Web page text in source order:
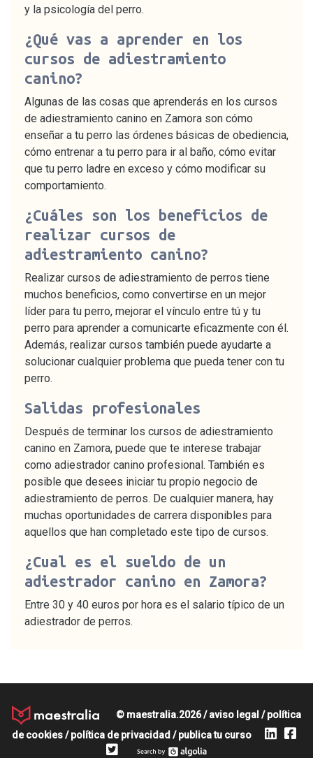
y la psicología del perro.
¿Qué vas a aprender en los
cursos de adiestramiento
canino?
Algunas de las cosas que aprenderás en los cursos
de adiestramiento canino en Zamora son cómo
enseñar a tu perro las órdenes básicas de obediencia,
cómo entrenar a tu perro para ir al baño, cómo evitar
que tu perro ladre en exceso y cómo modificar su
comportamiento.
¿Cuáles son los beneficios de
realizar cursos de
adiestramiento canino?
Realizar cursos de adiestramiento de perros tiene
muchos beneficios, como convertirse en un mejor
líder para tu perro, mejorar el vínculo entre tú y tu
perro para aprender a comunicarte eficazmente con él.
Además, realizar cursos también puede ayudarte a
solucionar cualquier problema que pueda tener con tu
perro.
Salidas profesionales
Después de terminar los cursos de adiestramiento
canino en Zamora, puede que te interese trabajar
como adiestrador canino profesional. También es
posible que desees iniciar tu propio negocio de
adiestramiento de perros. De cualquier manera, hay
muchas oportunidades de carrera disponibles para
aquellos que han completado este tipo de cursos.
¿Cual es el sueldo de un
adiestrador canino en Zamora?
Entre 30 y 40 euros por hora es el salario típico de un
adiestrador de perros.
© maestralia.2026 /aviso legal /política
de cookies/política de privacidad /publica tu curso